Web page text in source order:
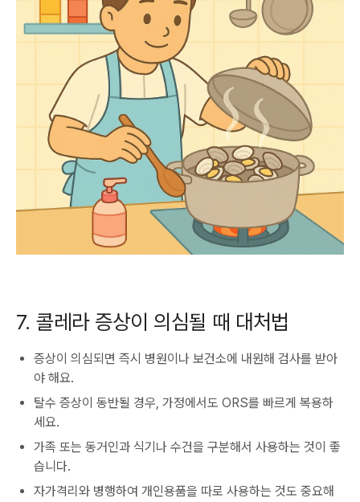
7. 콜레라 증상이 의심될 때 대처법
증상이 의심되면 즉시 병원이나 보건소에 내원해 검사를 받아
야 해요.
탈수 증상이 동반될 경우, 가정에서도 ORS를 빠르게 복용하
세요.
가족 또는 동거인과 식기나 수건을 구분해서 사용하는 것이 좋
습니다.
자가격리와 병행하여 개인용품을 따로 사용하는 것도 중요해